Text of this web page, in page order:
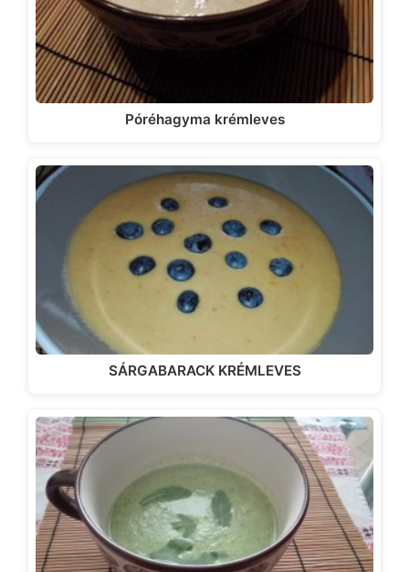
Póréhagyma krémleves
SÁRGABARACK KRÉMLEVES